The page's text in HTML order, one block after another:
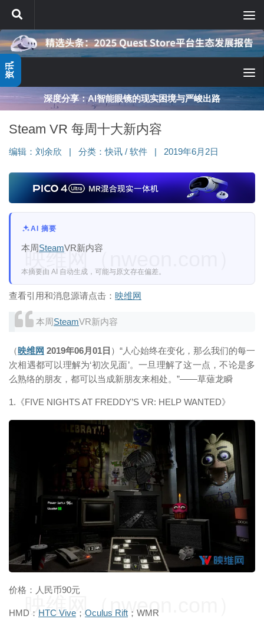
跳至内容
深度分享：AI智能眼镜的现实困境与严峻出路
Steam VR 每周十大新内容
编辑： 刘余欣 分类：快讯 / 软件 2019年6月2日
AI 摘要
本周SteamVR新内容
本摘要由 AI 自动生成，可能与原文存在偏差。
查看引用和消息源请点击： 映维网
本周 SteamVR新内容
（映维网 2019年06月01日 ）“人心始终在变化，那么我们的每一
次相遇都可以理解为‘初次见面’。一旦理解了这一点，不论是多
么熟络的朋友，都可以当成新朋友来相处。”——草薙龙瞬
1.《FIVE NIGHTS AT FREDDY’S VR: HELP WANTED》
价格：人民币90元
HMD： HTC Vive ； Oculus Rift ；WMR
映维网（nweon.com）
映维网（nweon.com）
映维网（nweon.com）
资讯